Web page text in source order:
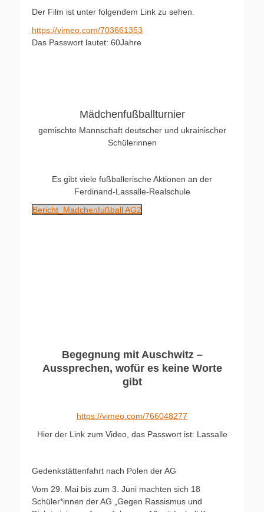
Der Film ist unter folgendem Link zu sehen.
https://vimeo.com/703661353
Das Passwort lautet: 60Jahre
Mädchenfußballturnier
gemischte Mannschaft deutscher und ukrainischer
Schülerinnen
Es gibt viele fußballerische Aktionen an der
Ferdinand-Lassalle-Realschule
Bericht_Madchenfußball AG2
Begegnung mit Auschwitz –
Aussprechen, wofür es keine Worte
gibt
https://vimeo.com/766048277
Hier der Link zum Video, das Passwort ist: Lassalle
Gedenkstättenfahrt nach Polen der AG
Vom 29. Mai bis zum 3. Juni machten sich 18
Schüler*innen der AG „Gegen Rassismus und